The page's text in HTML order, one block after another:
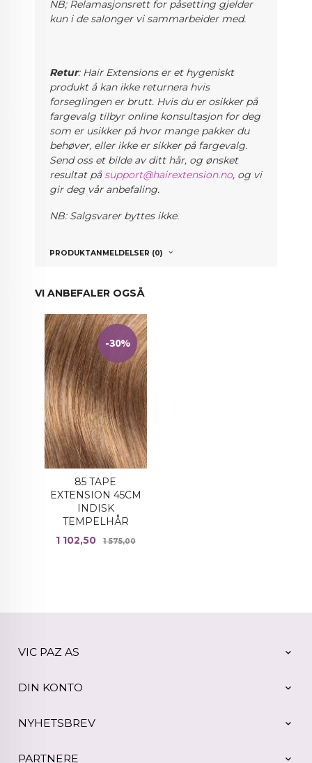
NB; Relamasjonsrett for påsetting gjelder
kun i de salonger vi sammarbeider med.
Retur: Hair Extensions er et hygeniskt
produkt å kan ikke returnera hvis
forseglingen er brutt. Hvis du er osikker på
fargevalg tilbyr online konsultasjon for deg
som er usikker på hvor mange pakker du
behøver, eller ikke er sikker på fargevalg.
Send oss et bilde av ditt hår, og ønsket
resultat på support@hairextension.no, og vi
gir deg vår anbefaling.
NB: Salgsvarer byttes ikke.
PRODUKTANMELDELSER (0)
VI ANBEFALER OGSÅ
85 TAPE
EXTENSION 45CM
INDISK
TEMPELHÅR
Tilbud
1 102,50 1 575,00Rabatt
-30%
VIC PAZ AS
DIN KONTO
NYHETSBREV
PARTNERE